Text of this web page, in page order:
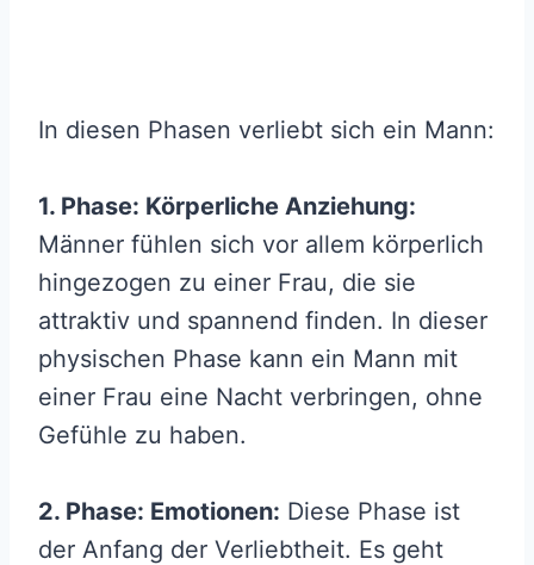
In diesen Phasen verliebt sich ein Mann:
1. Phase: Körperliche Anziehung:
Männer fühlen sich vor allem körperlich
hingezogen zu einer Frau, die sie
attraktiv und spannend finden. In dieser
physischen Phase kann ein Mann mit
einer Frau eine Nacht verbringen, ohne
Gefühle zu haben.
2. Phase: Emotionen: Diese Phase ist
der Anfang der Verliebtheit. Es geht